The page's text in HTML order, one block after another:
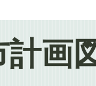
計画